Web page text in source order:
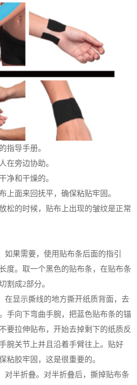
指导手册。
在旁边协助。
净和干燥的。
上面来回抚平，确保粘贴牢固。
松的时候，贴布上出现的皱纹是正常
如果需要，使用贴布条后面的指引
度。取一个黑色的贴布条，在贴布条
割成2部分。
在显示撕线的地方撕开纸质背面，去
手向下弯曲手腕，把蓝色贴布条的锚
要拉伸贴布，开始去掉剩下的纸质反
腕关节上并且沿着手臂往上。贴好
粘胶牢固，这是很重要的。
对半折叠。对半折叠后，撕掉贴布条